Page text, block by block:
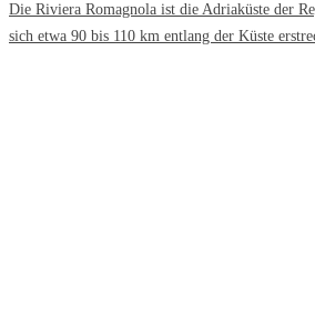
Die Riviera Romagnola ist die Adriaküste der
sich etwa 90 bis 110 km entlang der Küste